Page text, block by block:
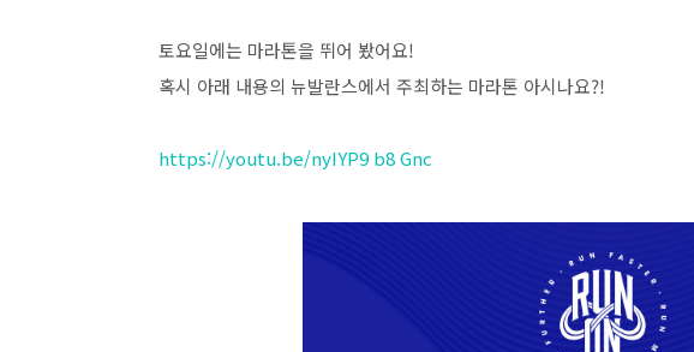
토요일에는 마라톤을 뛰어 봤어요!
혹시 아래 내용의 뉴발란스에서 주최하는 마라톤 아시나요?!
https://youtu.be/nyIYP9 b8 Gnc